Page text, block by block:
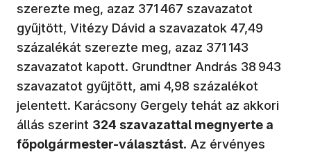
szerezte meg, azaz 371 467 szavazatot
gyűjtött, Vitézy Dávid a szavazatok 47,49
százalékát szerezte meg, azaz 371 143
szavazatot kapott. Grundtner András 38 943
szavazatot gyűjtött, ami 4,98 százalékot
jelentett. Karácsony Gergely tehát az akkori
állás szerint 324 szavazattal megnyerte a
főpolgármester-választást. Az érvényes